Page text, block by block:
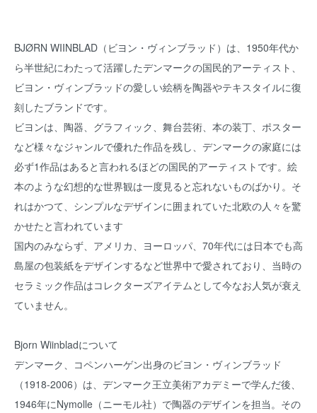
BJØRN WIINBLAD（ビヨン・ヴィンブラッド）は、1950年代か
ら半世紀にわたって活躍したデンマークの国民的アーティスト、
ビヨン・ヴィンブラッドの愛しい絵柄を陶器やテキスタイルに復
刻したブランドです。
ビヨンは、陶器、グラフィック、舞台芸術、本の装丁、ポスター
など様々なジャンルで優れた作品を残し、デンマークの家庭には
必ず1作品はあると言われるほどの国民的アーティストです。絵
本のような幻想的な世界観は一度見ると忘れないものばかり。そ
れはかつて、シンプルなデザインに囲まれていた北欧の人々を驚
かせたと言われています
国内のみならず、アメリカ、ヨーロッパ、70年代には日本でも高
島屋の包装紙をデザインするなど世界中で愛されており、当時の
セラミック作品はコレクターズアイテムとして今なお人気が衰え
ていません。
Bjorn Wiinbladについて
デンマーク、コペンハーゲン出身のビヨン・ヴィンブラッド
（1918-2006）は、デンマーク王立美術アカデミーで学んだ後、
1946年にNymolle（ニーモル社）で陶器のデザインを担当。その